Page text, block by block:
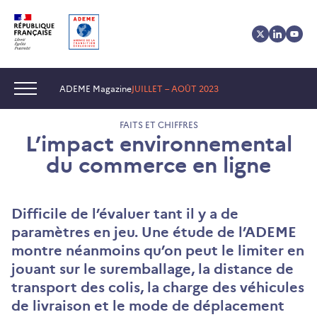
au
contenu
au
menu
des
cookies
Navigation :ADEME MagazineJUILLET – AOÛT 2023
FAITS ET CHIFFRES
L’impact environnemental
du commerce en ligne
Difficile de l’évaluer tant il y a de
paramètres en jeu. Une étude de l’ADEME
montre néanmoins qu’on peut le limiter en
jouant sur le suremballage, la distance de
transport des colis, la charge des véhicules
de livraison et le mode de déplacement